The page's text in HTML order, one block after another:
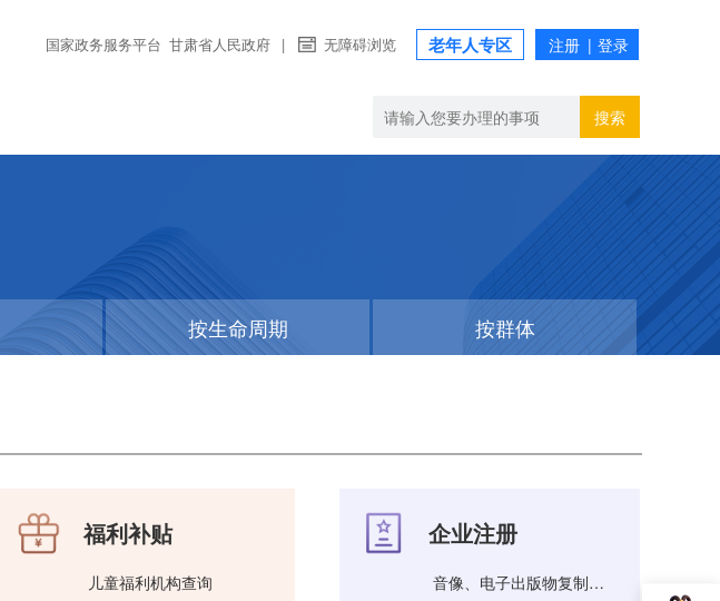
国家政务服务平台 甘肃省人民政府 | 无障碍浏览 老年人专区
搜索
按生命周期 按群体
福利补贴
儿童福利机构查询
企业注册
音像、电子出版物复制单位设立、变更审批